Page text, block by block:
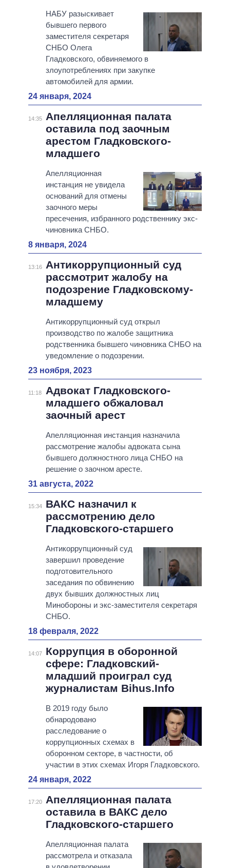
НАБУ разыскивает
бывшего первого
заместителя секретаря
СНБО Олега
Гладковского, обвиняемого в
злоупотреблениях при закупке
автомобилей для армии.
24 января, 2024
14:35
Апелляционная палата
оставила под заочным
арестом Гладковского-
младшего
Апелляционная
инстанция не увидела
оснований для отмены
заочного меры
пресечения, избранного родственнику экс-
чиновника СНБО.
8 января, 2024
13:16
Антикоррупционный суд
рассмотрит жалобу на
подозрение Гладковскому-
младшему
Антикоррупционный суд открыл
производство по жалобе защитника
родственника бывшего чиновника СНБО на
уведомление о подозрении.
23 ноября, 2023
11:18
Адвокат Гладковского-
младшего обжаловал
заочный арест
Апелляционная инстанция назначила
рассмотрение жалобы адвоката сына
бывшего должностного лица СНБО на
решение о заочном аресте.
31 августа, 2022
15:34
ВАКС назначил к
рассмотрению дело
Гладковского-старшего
Антикоррупционный суд
завершил проведение
подготовительного
заседания по обвинению
двух бывших должностных лиц
Минобороны и экс-заместителя секретаря
СНБО.
18 февраля, 2022
14:07
Коррупция в оборонной
сфере: Гладковский-
младший проиграл суд
журналистам Bihus.Info
В 2019 году было
обнародовано
расследование о
коррупционных схемах в
оборонном секторе, в частности, об
участии в этих схемах Игоря Гладковского.
24 января, 2022
17:20
Апелляционная палата
оставила в ВАКС дело
Гладковского-старшего
Апелляционная палата
рассмотрела и отказала